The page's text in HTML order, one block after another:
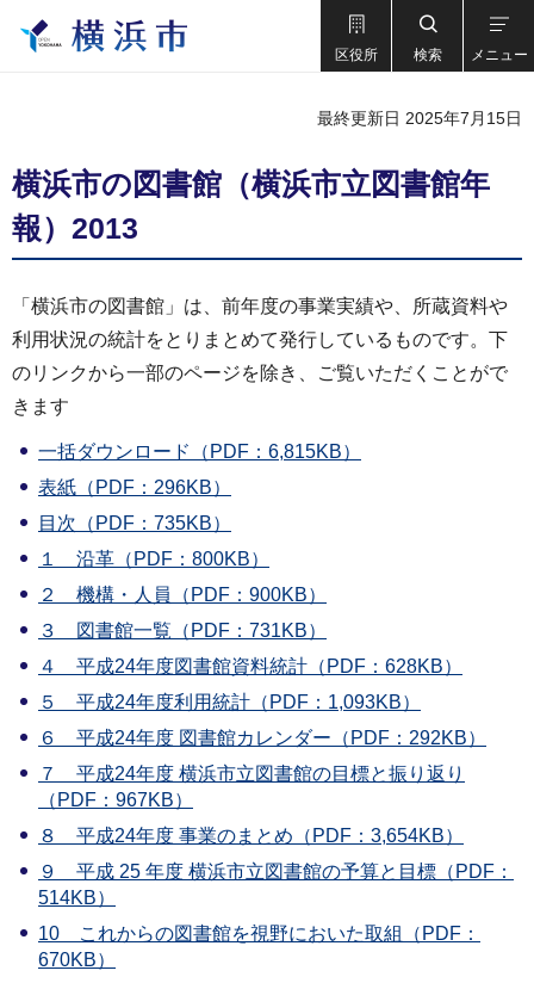
区役所 検索 メニュー
最終更新日 2025年7月15日
横浜市の図書館（横浜市立図書館年
報）2013
「横浜市の図書館」は、前年度の事業実績や、所蔵資料や
利用状況の統計をとりまとめて発行しているものです。下
のリンクから一部のページを除き、ご覧いただくことがで
きます
一括ダウンロード（PDF：6,815KB）
表紙（PDF：296KB）
目次（PDF：735KB）
１ 沿革（PDF：800KB）
２ 機構・人員（PDF：900KB）
３ 図書館一覧（PDF：731KB）
４ 平成24年度図書館資料統計（PDF：628KB）
５ 平成24年度利用統計（PDF：1,093KB）
６ 平成24年度 図書館カレンダー（PDF：292KB）
７ 平成24年度 横浜市立図書館の目標と振り返り
（PDF：967KB）
８ 平成24年度 事業のまとめ（PDF：3,654KB）
９ 平成 25 年度 横浜市立図書館の予算と目標（PDF：
514KB）
10 これからの図書館を視野においた取組（PDF：
670KB）